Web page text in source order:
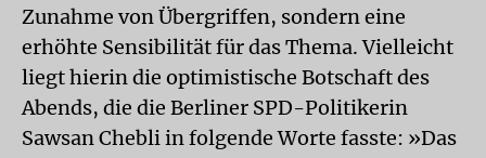
Zunahme von Übergriffen, sondern eine
erhöhte Sensibilität für das Thema. Vielleicht
liegt hierin die optimistische Botschaft des
Abends, die die Berliner SPD-Politikerin
Sawsan Chebli in folgende Worte fasste: »Das